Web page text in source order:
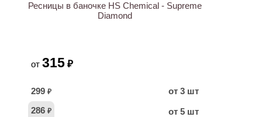
Ресницы в баночке HS Chemical - Supreme
Diamond
от 315 ₽
299 ₽
от 3 шт
286 ₽ от 5 шт